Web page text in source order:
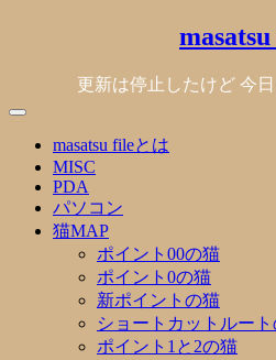
更新は停止したけど 今
masatsu fileとは
MISC
PDA
パソコン
猫MAP
ポイント00の猫
ポイント0の猫
新ポイントの猫
ショートカットルー
ポイント1と2の猫